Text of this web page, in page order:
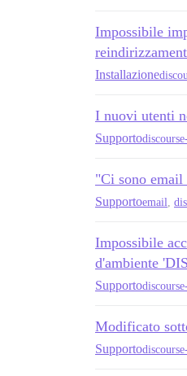
Impossibile
Installazione
I nuovi utenti
Supporto
"Ci sono email
Supportoemail
Impossibile
d'ambiente
Supporto
Modificato
Supporto